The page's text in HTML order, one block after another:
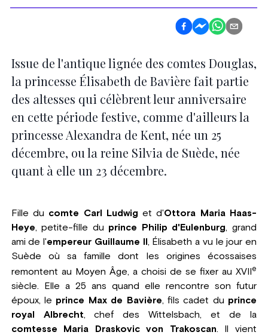
Issue de l'antique lignée des comtes Douglas,
la princesse Élisabeth de Bavière fait partie
des altesses qui célèbrent leur anniversaire
en cette période festive, comme d'ailleurs la
princesse Alexandra de Kent, née un 25
décembre, ou la reine Silvia de Suède, née
quant à elle un 23 décembre.
Fille du comte Carl Ludwig et d'Ottora Maria Haas-
Heye, petite-fille du prince Philip d'Eulenburg, grand
ami de l'empereur Guillaume II , Élisabeth a vu le jour en
Suède où sa famille dont les origines écossaises
remontent au Moyen Âge, a choisi de se fixer au XVII
e
siècle. Elle a 25 ans quand elle rencontre son futur
époux, le prince Max de Bavière, fils cadet du prince
royal Albrecht, chef des Wittelsbach, et de la
comtesse Maria Draskovic von Trakoscan. Il vient